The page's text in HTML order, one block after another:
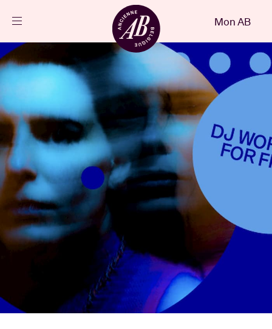
FR
Agenda
Projets
Actualités
Infos visiteurs
AB ❤ you
Location de salles
Mon AB